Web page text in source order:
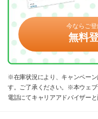
今ならご登
無料
※在庫状況により、キャンペー
す。ご了承ください。※本ウェ
電話にてキャリアアドバイザー